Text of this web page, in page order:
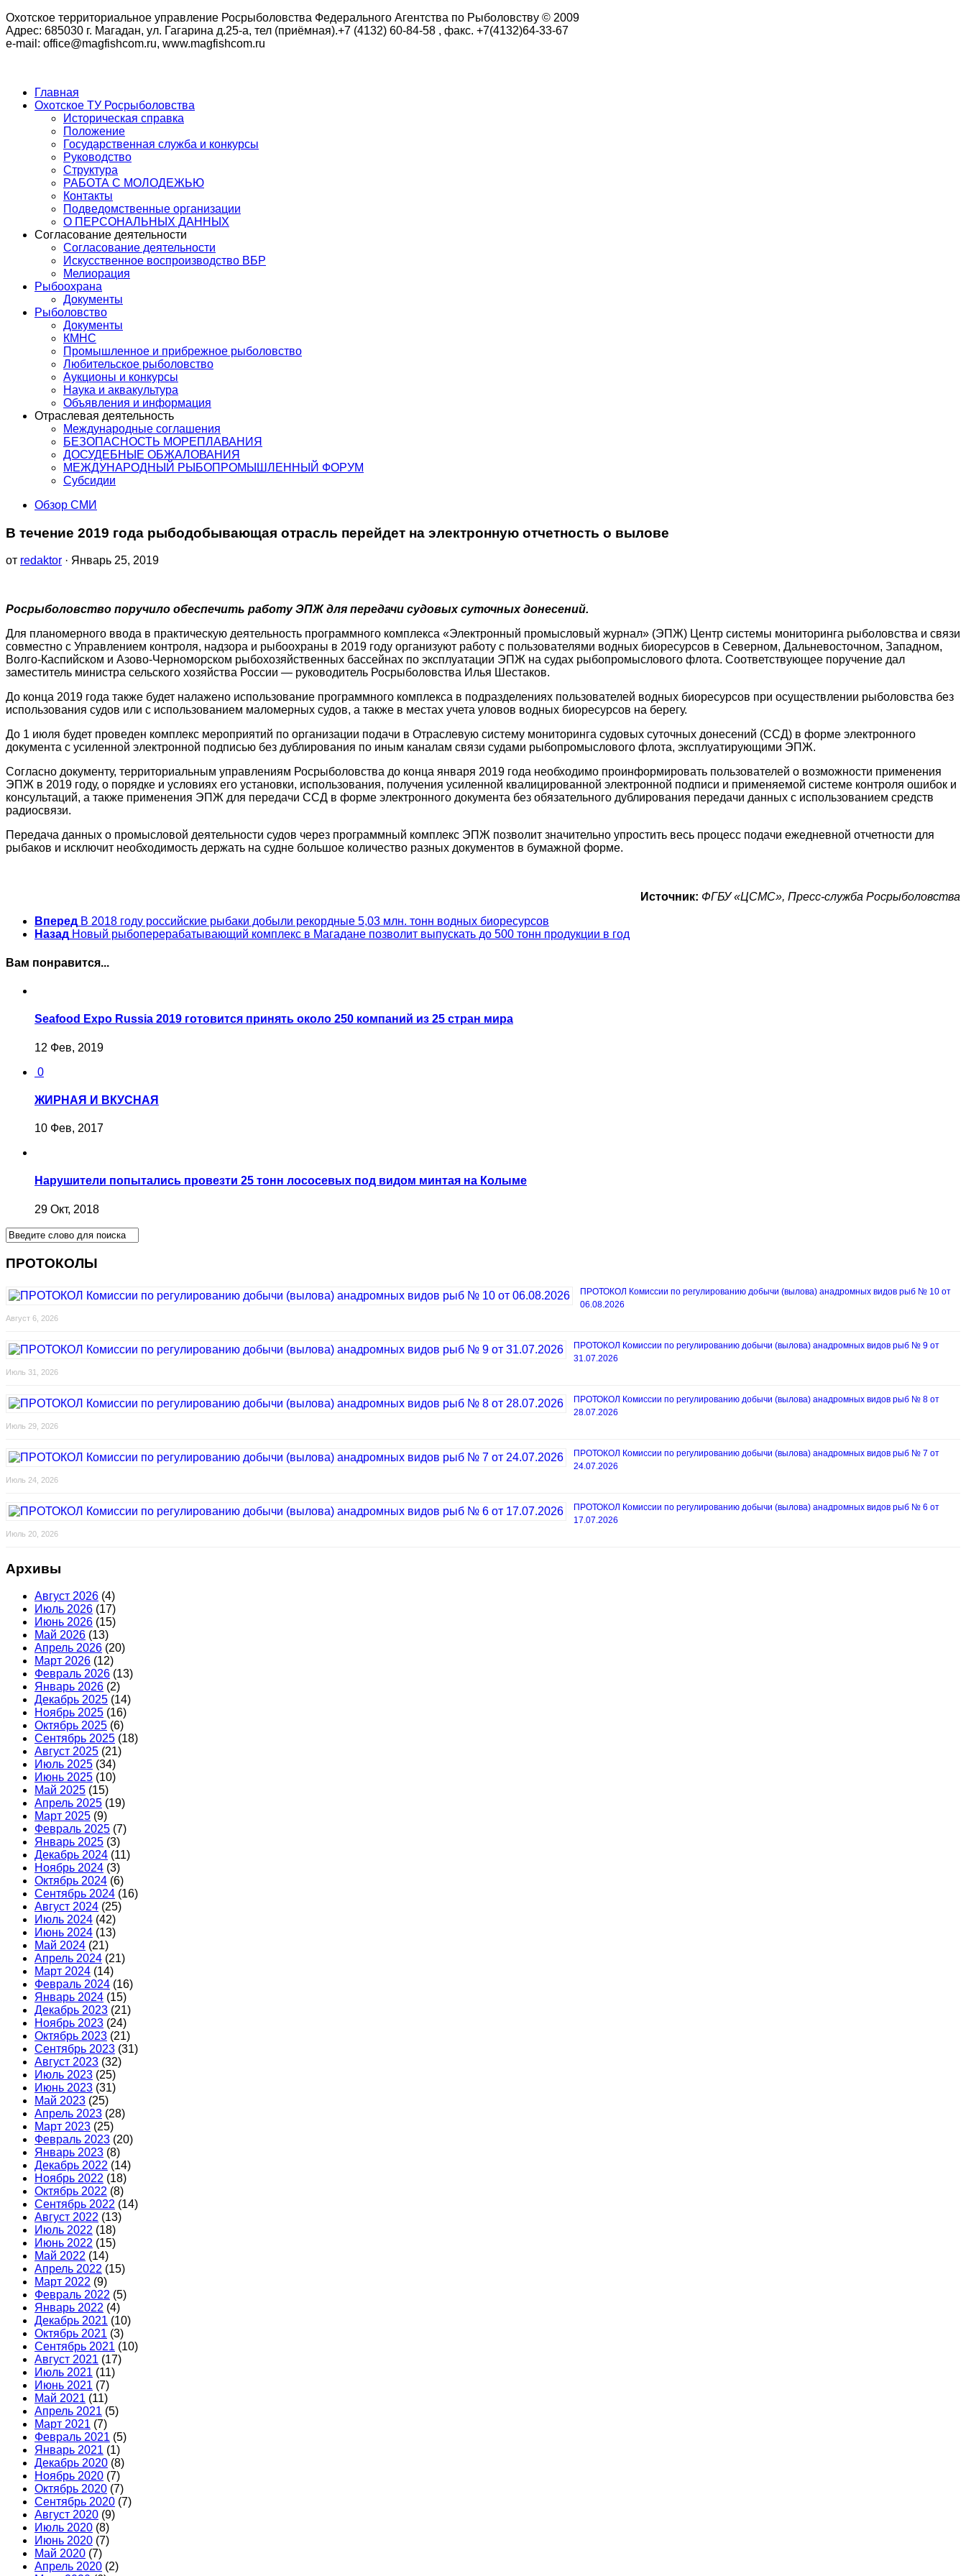
Охотское территориальное управление Росрыболовства Федерального Агентства по Рыболовству © 2009
Адрес: 685030 г. Магадан, ул. Гагарина д.25-а, тел (приёмная).+7 (4132) 60-84-58 , факс. +7(4132)64-33-67
e-mail: office@magfishcom.ru, www.magfishcom.ru
Главная
Охотское ТУ Росрыболовства
Историческая справка
Положение
Государственная служба и конкурсы
Руководство
Структура
РАБОТА С МОЛОДЕЖЬЮ
Контакты
Подведомственные организации
О ПЕРСОНАЛЬНЫХ ДАННЫХ
Согласование деятельности
Согласование деятельности
Искусственное воспроизводство ВБР
Мелиорация
Рыбоохрана
Документы
Рыболовство
Документы
КМНС
Промышленное и прибрежное рыболовство
Любительское рыболовство
Аукционы и конкурсы
Наука и аквакультура
Объявления и информация
Отраслевая деятельность
Международные соглашения
БЕЗОПАСНОСТЬ МОРЕПЛАВАНИЯ
ДОСУДЕБНЫЕ ОБЖАЛОВАНИЯ
МЕЖДУНАРОДНЫЙ РЫБОПРОМЫШЛЕННЫЙ ФОРУМ
Субсидии
Обзор СМИ
В течение 2019 года рыбодобывающая отрасль перейдет на электронную отчетность о вылове
от redaktor · Январь 25, 2019
Росрыболовство поручило обеспечить работу ЭПЖ для передачи судовых суточных донесений.
Для планомерного ввода в практическую деятельность программного комплекса «Электронный промысловый журнал» (ЭПЖ) Центр системы мониторинга рыболовства и связи
совместно с Управлением контроля, надзора и рыбоохраны в 2019 году организуют работу с пользователями водных биоресурсов в Северном, Дальневосточном, Западном,
Волго-Каспийском и Азово-Черноморском рыбохозяйственных бассейнах по эксплуатации ЭПЖ на судах рыбопромыслового флота. Соответствующее поручение дал
заместитель министра сельского хозяйства России — руководитель Росрыболовства Илья Шестаков.
До конца 2019 года также будет налажено использование программного комплекса в подразделениях пользователей водных биоресурсов при осуществлении рыболовства без
использования судов или с использованием маломерных судов, а также в местах учета уловов водных биоресурсов на берегу.
До 1 июля будет проведен комплекс мероприятий по организации подачи в Отраслевую систему мониторинга судовых суточных донесений (ССД) в форме электронного
документа с усиленной электронной подписью без дублирования по иным каналам связи судами рыбопромыслового флота, эксплуатирующими ЭПЖ.
Согласно документу, территориальным управлениям Росрыболовства до конца января 2019 года необходимо проинформировать пользователей о возможности применения
ЭПЖ в 2019 году, о порядке и условиях его установки, использования, получения усиленной квалицированной электронной подписи и применяемой системе контроля ошибок и
консультаций, а также применения ЭПЖ для передачи ССД в форме электронного документа без обязательного дублирования передачи данных с использованием средств
радиосвязи.
Передача данных о промысловой деятельности судов через программный комплекс ЭПЖ позволит значительно упростить весь процесс подачи ежедневной отчетности для
рыбаков и исключит необходимость держать на судне большое количество разных документов в бумажной форме.
Источник: ФГБУ «ЦСМС», Пресс-служба Росрыболовства
Вперед В 2018 году российские рыбаки добыли рекордные 5,03 млн. тонн водных биоресурсов
Назад Новый рыбоперерабатывающий комплекс в Магадане позволит выпускать до 500 тонн продукции в год
Вам понравится...
Seafood Expo Russia 2019 готовится принять около 250 компаний из 25 стран мира
12 Фев, 2019
0
ЖИРНАЯ И ВКУСНАЯ
10 Фев, 2017
Нарушители попытались провезти 25 тонн лососевых под видом минтая на Колыме
29 Окт, 2018
ПРОТОКОЛЫ
ПРОТОКОЛ Комиссии по регулированию добычи (вылова) анадромных видов рыб № 10 от
06.08.2026
Август 6, 2026
ПРОТОКОЛ Комиссии по регулированию добычи (вылова) анадромных видов рыб № 9 от
31.07.2026
Июль 31, 2026
ПРОТОКОЛ Комиссии по регулированию добычи (вылова) анадромных видов рыб № 8 от
28.07.2026
Июль 29, 2026
ПРОТОКОЛ Комиссии по регулированию добычи (вылова) анадромных видов рыб № 7 от
24.07.2026
Июль 24, 2026
ПРОТОКОЛ Комиссии по регулированию добычи (вылова) анадромных видов рыб № 6 от
17.07.2026
Июль 20, 2026
Архивы
Август 2026 (4)
Июль 2026 (17)
Июнь 2026 (15)
Май 2026 (13)
Апрель 2026 (20)
Март 2026 (12)
Февраль 2026 (13)
Январь 2026 (2)
Декабрь 2025 (14)
Ноябрь 2025 (16)
Октябрь 2025 (6)
Сентябрь 2025 (18)
Август 2025 (21)
Июль 2025 (34)
Июнь 2025 (10)
Май 2025 (15)
Апрель 2025 (19)
Март 2025 (9)
Февраль 2025 (7)
Январь 2025 (3)
Декабрь 2024 (11)
Ноябрь 2024 (3)
Октябрь 2024 (6)
Сентябрь 2024 (16)
Август 2024 (25)
Июль 2024 (42)
Июнь 2024 (13)
Май 2024 (21)
Апрель 2024 (21)
Март 2024 (14)
Февраль 2024 (16)
Январь 2024 (15)
Декабрь 2023 (21)
Ноябрь 2023 (24)
Октябрь 2023 (21)
Сентябрь 2023 (31)
Август 2023 (32)
Июль 2023 (25)
Июнь 2023 (31)
Май 2023 (25)
Апрель 2023 (28)
Март 2023 (25)
Февраль 2023 (20)
Январь 2023 (8)
Декабрь 2022 (14)
Ноябрь 2022 (18)
Октябрь 2022 (8)
Сентябрь 2022 (14)
Август 2022 (13)
Июль 2022 (18)
Июнь 2022 (15)
Май 2022 (14)
Апрель 2022 (15)
Март 2022 (9)
Февраль 2022 (5)
Январь 2022 (4)
Декабрь 2021 (10)
Октябрь 2021 (3)
Сентябрь 2021 (10)
Август 2021 (17)
Июль 2021 (11)
Июнь 2021 (7)
Май 2021 (11)
Апрель 2021 (5)
Март 2021 (7)
Февраль 2021 (5)
Январь 2021 (1)
Декабрь 2020 (8)
Ноябрь 2020 (7)
Октябрь 2020 (7)
Сентябрь 2020 (7)
Август 2020 (9)
Июль 2020 (8)
Июнь 2020 (7)
Май 2020 (7)
Апрель 2020 (2)